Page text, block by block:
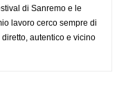
di Sanremo e le
lavoro cerco sempre di
autentico e vicino